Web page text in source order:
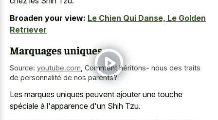
Broaden your view: Le Chien Qui Danse, Le Golden
Retriever
Marquages uniques
Source: youtube.com Comment héritons- nous des traits
de personnalité de nos parents?
Les marques uniques peuvent ajouter une touche
spéciale à l'apparence d'un Shih Tzu.